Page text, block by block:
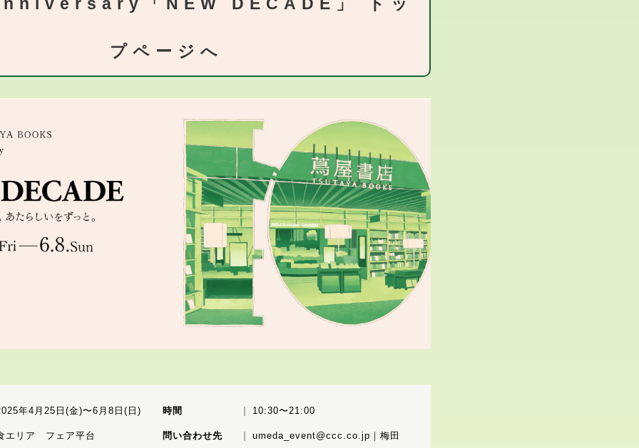
「NEW DECADE」 トッ
プページへ
年4月25日(金)〜6月8日(日) 時間 10:30〜21:00
エリア フェア平台 問い合わせ先
umeda_event@ccc.co.jp｜梅田